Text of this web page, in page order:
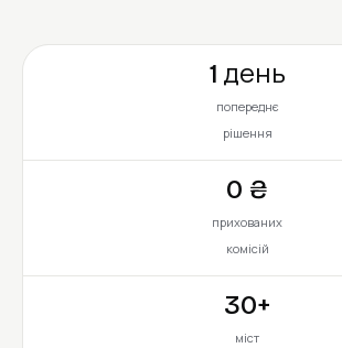
1 день
попереднє
рішення
0 ₴
прихованих
комісій
30+
міст